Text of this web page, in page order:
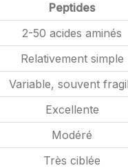
Peptides
2-50 acides aminés
Relativement simple
Variable, souvent
Excellente
Modéré
Très ciblée